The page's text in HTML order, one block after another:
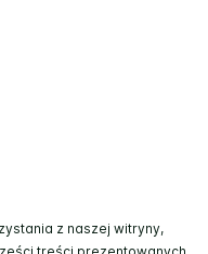
z naszej witryny,